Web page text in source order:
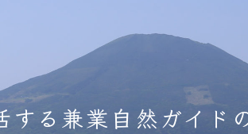
する兼業自然ガイド